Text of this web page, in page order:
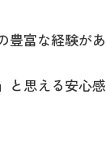
豊富な経験があ
と思える安心感